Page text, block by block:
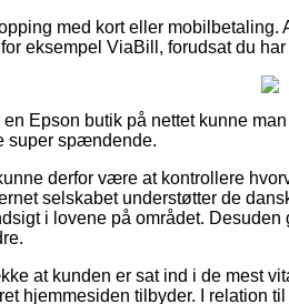
med kort eller mobilbetaling.
eksempel ViaBill, forudsat du
en Epson butik på nettet kunne
super spændende.
derfor være at kontrollere
selskabet understøtter de
i lovene på området.
at kunden er sat ind i de mest
hjemmesiden tilbyder. I relation